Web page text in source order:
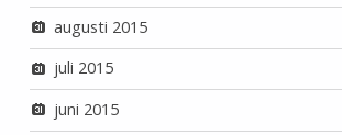
augusti 2015
juli 2015
juni 2015